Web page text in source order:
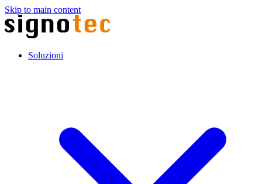
Skip to main content
Soluzioni